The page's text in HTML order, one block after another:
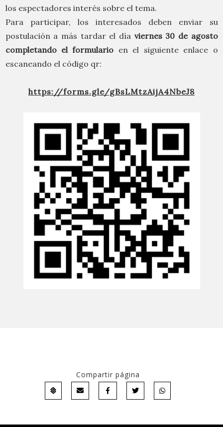
los espectadores interés sobre el tema.
Para participar, los interesados deben enviar su
postulación a más tardar el día viernes 30 de agosto
completando el formulario en el siguiente enlace o
escaneando el código qr:
https://forms.gle/gBsLMtzAijA4NbeJ8
Compartir página